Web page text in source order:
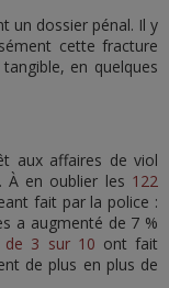
un dossier pénal. Il y
cette fracture
en quelques
aux affaires de viol
À en oublier les 122
fait par la police :
a augmenté de 7 %
de 3 sur 10 ont fait
de plus en plus de